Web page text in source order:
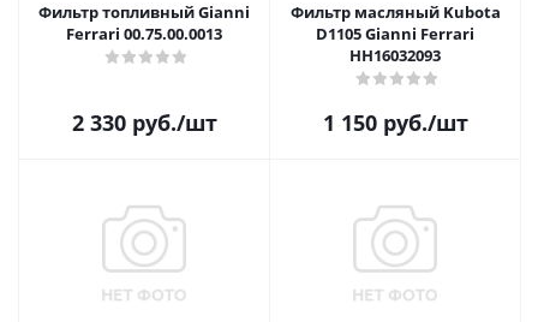
Фильтр топливный Gianni
Ferrari 00.75.00.0013
2 330руб./шт
Фильтр масляный Kubota
D1105 Gianni Ferrari
HH16032093
1 150руб./шт